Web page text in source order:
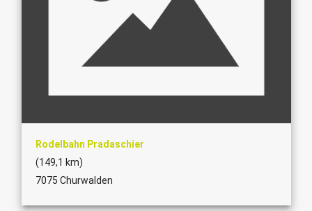
Rodelbahn Pradaschier
(149,1 km)
7075 Churwalden